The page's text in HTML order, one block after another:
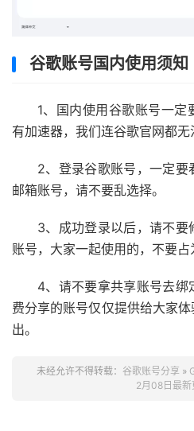
谷歌账号国内使用须知
1、国内使用谷歌账号一
有加速器，我们连谷歌官网都无
2、登录谷歌账号，一定
邮箱账号，请不要乱选择。
3、成功登录以后，请不
账号，大家一起使用的，不要占
4、请不要拿共享账号去
费分享的账号仅仅提供给大家
出。
未经允许不得转载： 谷歌账号分享 »
2月08日最新